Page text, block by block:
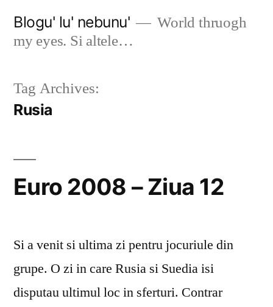
Blogu' lu' nebunu'
World thruogh
my eyes. Si altele…
Tag Archives:
Rusia
Euro 2008 – Ziua 12
Si a venit si ultima zi pentru jocuriule din
grupe. O zi in care Rusia si Suedia isi
disputau ultimul loc in sferturi. Contrar